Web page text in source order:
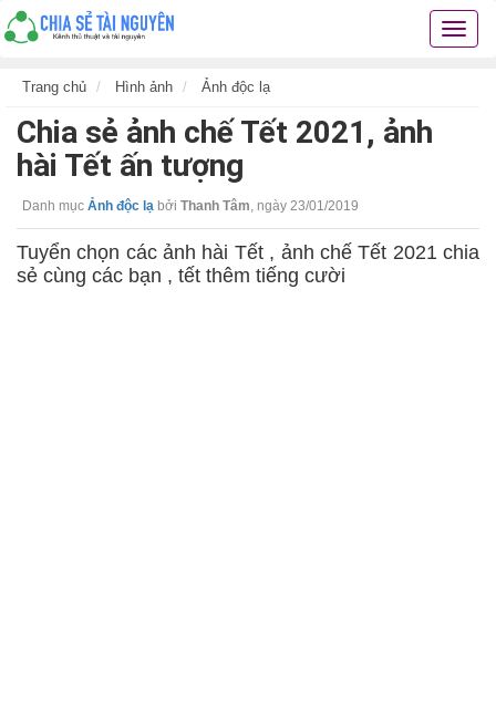
Chia
thủ
thuật
Trang chủ Hình ảnh Ảnh độc lạ
Chia sẻ ảnh chế Tết 2021, ảnh
hài Tết ấn tượng
Danh mục Ảnh độc lạ bởi Thanh Tâm, ngày 23/01/2019
Tuyển chọn các ảnh hài Tết , ảnh chế Tết 2021 chia
sẻ cùng các bạn , tết thêm tiếng cười